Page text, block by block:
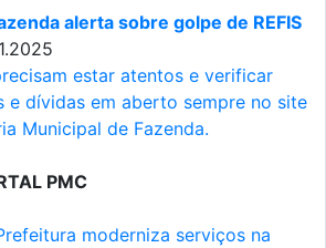
alerta sobre golpe de REFIS
estar atentos e verificar
e dívidas em aberto sempre no site
Municipal de Fazenda.
PMC
moderniza serviços na